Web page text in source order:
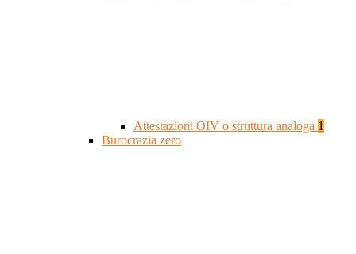
Attestazioni OIV o struttura analoga 1
Burocrazia zero